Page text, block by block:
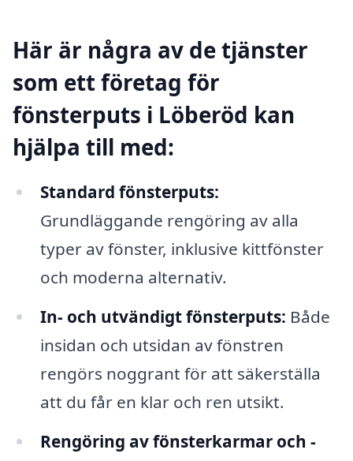
Här är några av de tjänster
som ett företag för
fönsterputs i Löberöd kan
hjälpa till med:
Standard fönsterputs:
Grundläggande rengöring av alla
typer av fönster, inklusive kittfönster
och moderna alternativ.
In- och utvändigt fönsterputs: Både
insidan och utsidan av fönstren
rengörs noggrant för att säkerställa
att du får en klar och ren utsikt.
Rengöring av fönsterkarmar och -